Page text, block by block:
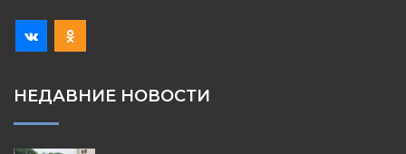
НЕДАВНИЕ НОВОСТИ